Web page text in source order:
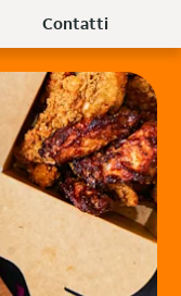
Contatti